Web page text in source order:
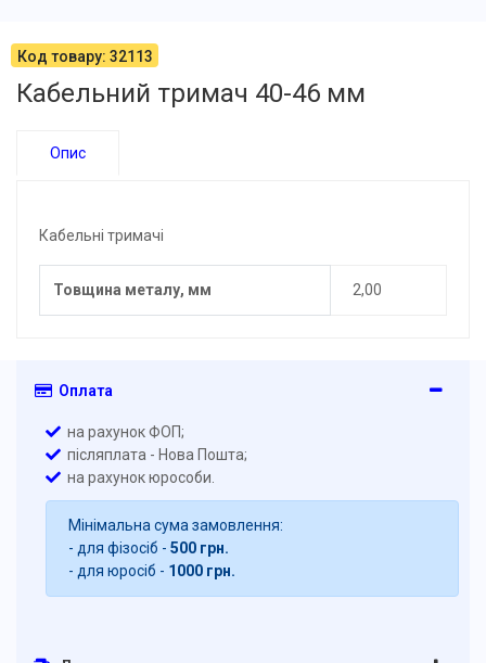
Код товару: 32113
Кабельний тримач 40-46 мм
Опис
Кабельні тримачі
Товщина металу, мм 2,00
Оплата
на рахунок ФОП;
післяплата - Нова Пошта;
на рахунок юрособи.
Мінімальна сума замовлення:
- для фізосіб - 500 грн.
- для юросіб - 1000 грн.